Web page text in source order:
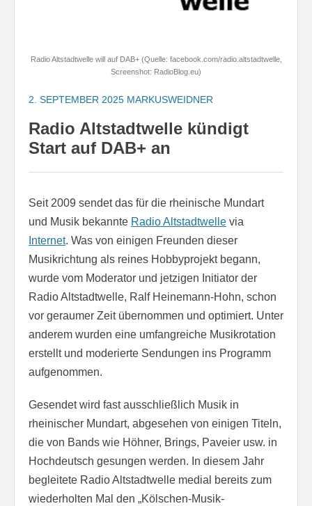
Radio Altstadtwelle will auf DAB+ (Quelle: facebook.com/radio.altstadtwelle,
Screenshot: RadioBlog.eu)
2. SEPTEMBER 2025 MARKUSWEIDNER
Radio Altstadtwelle kündigt
Start auf DAB+ an
Seit 2009 sendet das für die rheinische Mundart
und Musik bekannte Radio Altstadtwelle via
Internet. Was von einigen Freunden dieser
Musikrichtung als reines Hobbyprojekt begann,
wurde vom Moderator und jetzigen Initiator der
Radio Altstadtwelle, Ralf Heinemann-Hohn, schon
vor geraumer Zeit übernommen und optimiert. Unter
anderem wurden eine umfangreiche Musikrotation
erstellt und moderierte Sendungen ins Programm
aufgenommen.
Gesendet wird fast ausschließlich Musik in
rheinischer Mundart, abgesehen von einigen Titeln,
die von Bands wie Höhner, Brings, Paveier usw. in
Hochdeutsch gesungen werden. In diesem Jahr
begleitete Radio Altstadtwelle medial bereits zum
wiederholten Mal den „Kölschen-Musik-